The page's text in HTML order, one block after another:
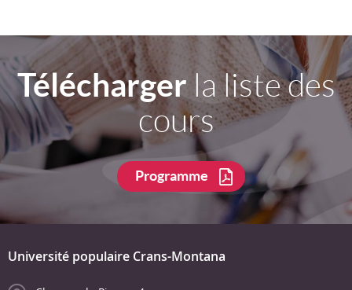
Téléchargerla liste des
cours
Programme
Université populaire Crans-Montana